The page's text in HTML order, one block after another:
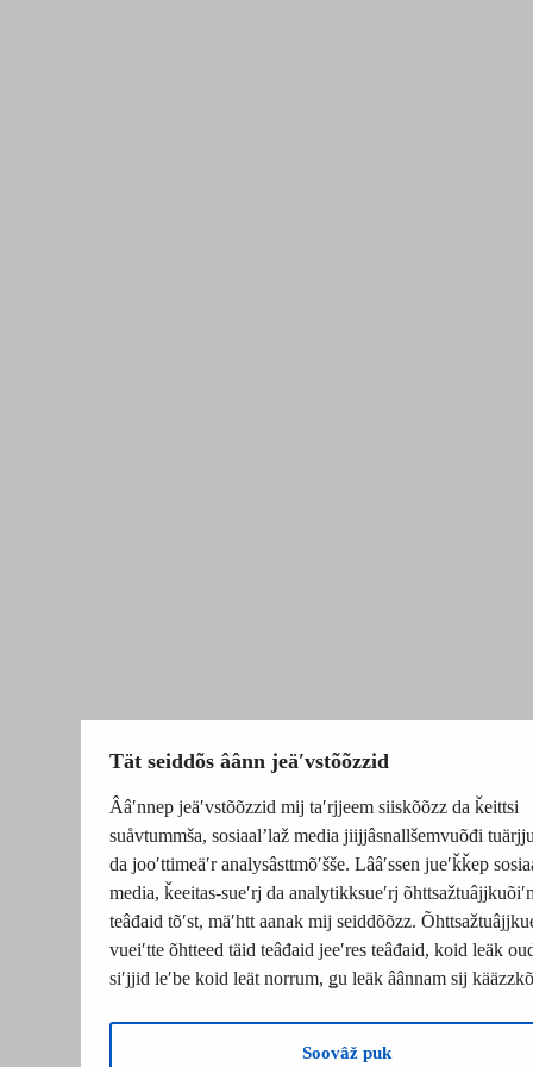
Tät seiddõs âânn jeäʹvstõõzzid
Ââʹnnep jeäʹvstõõzzid mij taʹrjjeem siiskõõzz da ǩeittsi
suåvtummša, sosiaalʼlaž media jiijjâsnallšemvuõđi
da jooʹttimeäʹr analysâsttmõʹšše. Lââʹssen jueʹǩǩep
media, ǩeeitas-sueʹrj da analytikksueʹrj
teâđaid tõʹst, mäʹhtt aanak mij seiddõõzz.
vueiʹtte õhtteed täid teâđaid jeeʹres teâđaid, koid leäk
siʹjjid leʹbe koid leät norrum, ǥu leäk âânnam sij
Soovâž puk